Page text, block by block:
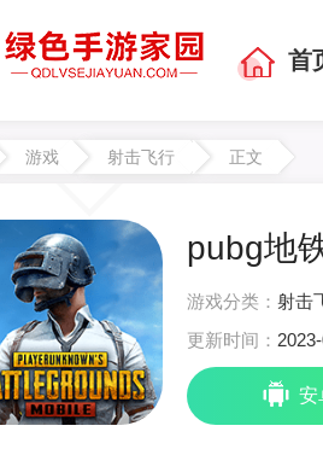
首
游戏 射击飞行 正文
pubg地
游戏分类： 射击
更新时间：
安